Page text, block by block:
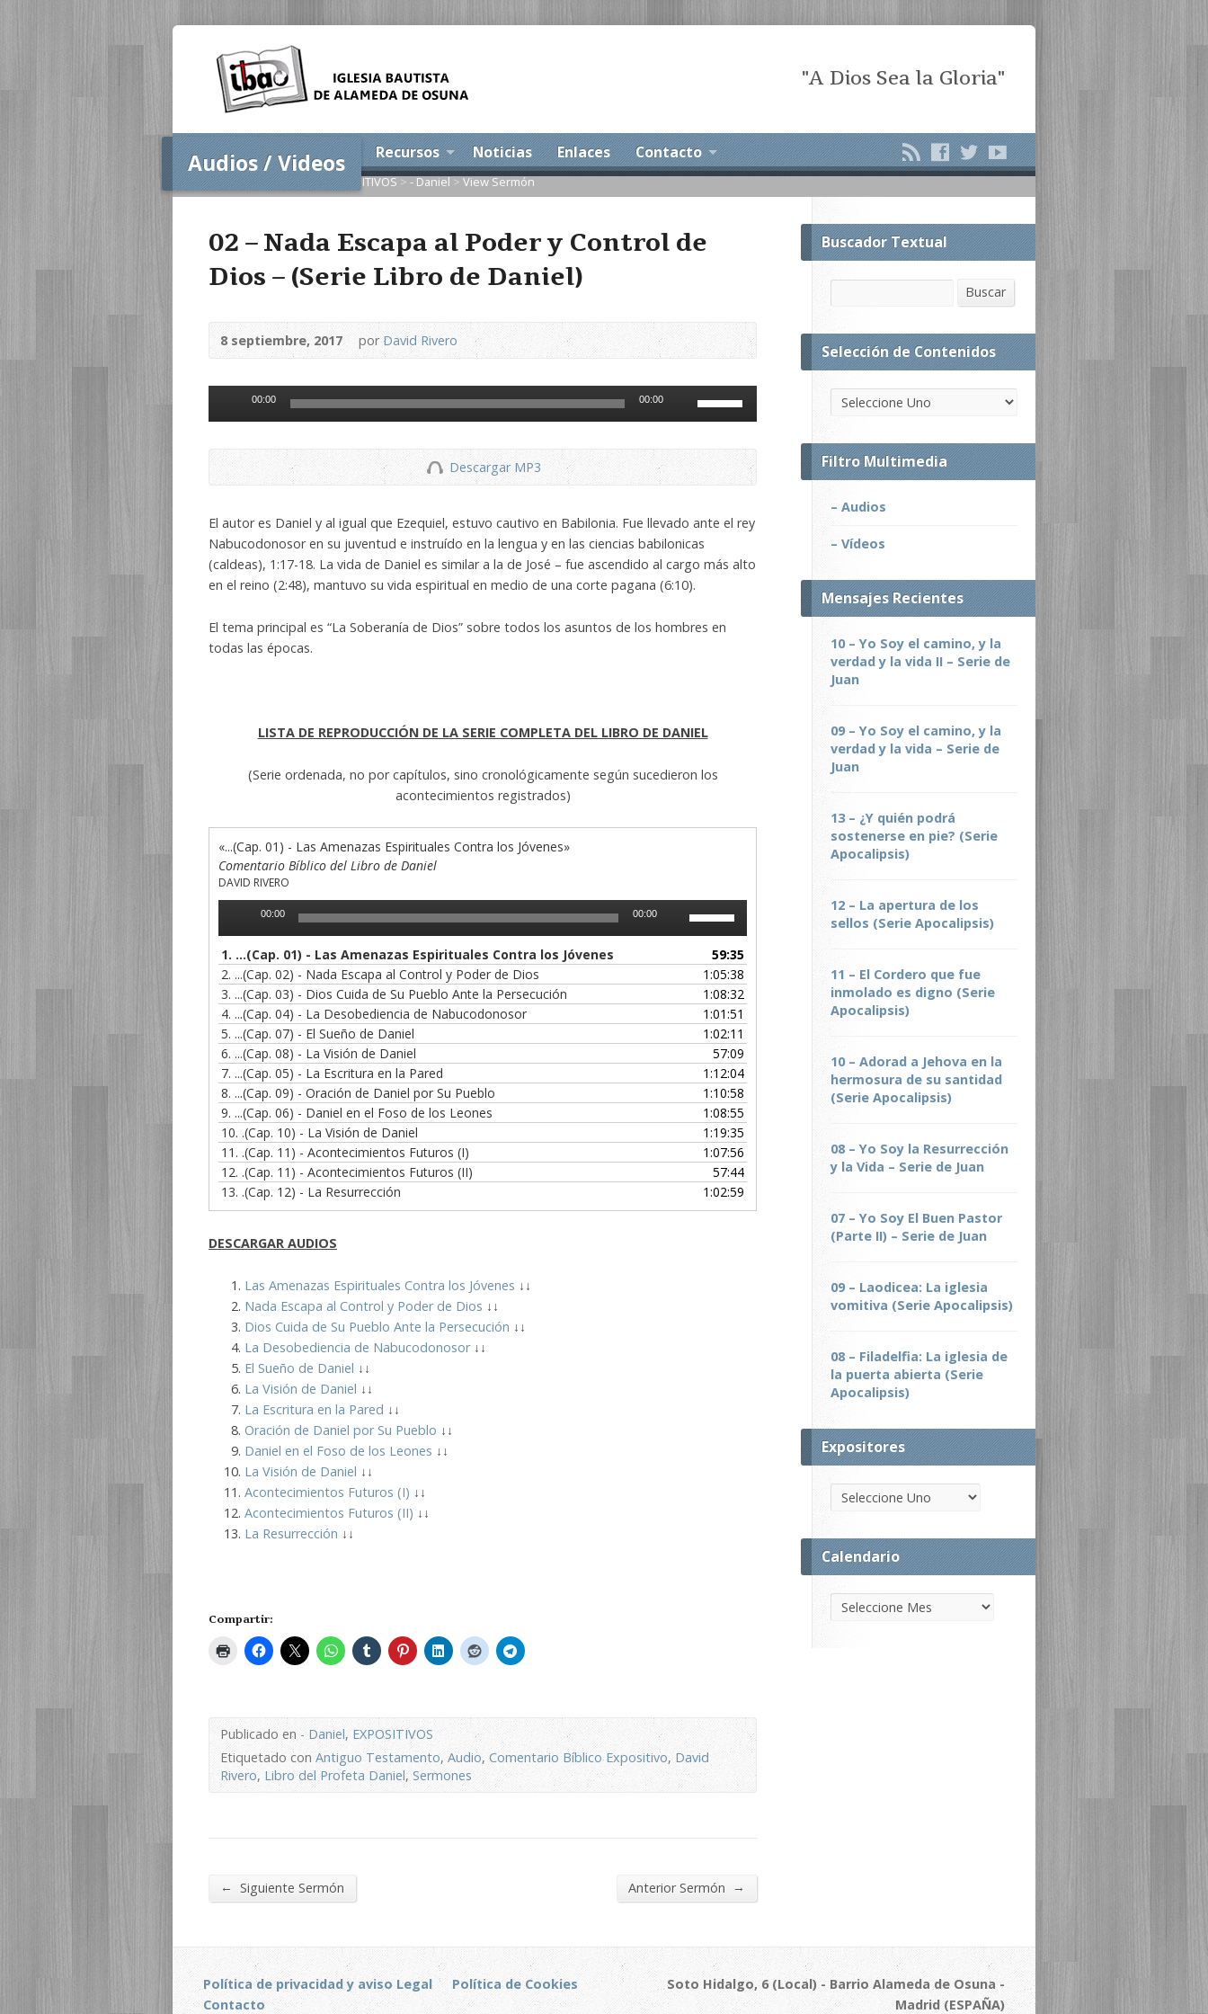
"A Dios Sea la Gloria"
Inicio Conócenos Recursos Noticias Enlaces Contacto
Audios / Videos
EXPOSITIVOS>- Daniel>View Sermón
02 – Nada Escapa al Poder y Control de
Dios – (Serie Libro de Daniel)
8 septiembre, 2017 porDavid Rivero
Reproductor
00:00 00:00
de
flecha
para
aumentar
o
volumen.
Descargar MP3
El autor es Daniel y al igual que Ezequiel, estuvo cautivo en Babilonia. Fue llevado ante el rey
Nabucodonosor en su juventud e instruído en la lengua y en las ciencias babilonicas
(caldeas), 1:17-18. La vida de Daniel es similar a la de José – fue ascendido al cargo más alto
en el reino (2:48), mantuvo su vida espiritual en medio de una corte pagana (6:10).
El tema principal es “La Soberanía de Dios” sobre todos los asuntos de los hombres en
todas las épocas.
LISTA DE REPRODUCCIÓN DE LA SERIE COMPLETA DEL LIBRO DE DANIEL
(Serie ordenada, no por capítulos, sino cronológicamente según sucedieron los
acontecimientos registrados)
«...(Cap. 01) - Las Amenazas Espirituales Contra los Jóvenes»
Comentario Bíblico del Libro de Daniel
DAVID RIVERO
Reproductor
audio
00:00 00:00
de
flecha
arriba/abajo
para
aumentar
disminuir
volumen.
1. ...(Cap. 01) - Las Amenazas Espirituales Contra los Jóvenes
59:35
2. ...(Cap. 02) - Nada Escapa al Control y Poder de Dios
1:05:38
3. ...(Cap. 03) - Dios Cuida de Su Pueblo Ante la Persecución
1:08:32
4. ...(Cap. 04) - La Desobediencia de Nabucodonosor
1:01:51
5. ...(Cap. 07) - El Sueño de Daniel
1:02:11
6. ...(Cap. 08) - La Visión de Daniel
57:09
7. ...(Cap. 05) - La Escritura en la Pared
1:12:04
8. ...(Cap. 09) - Oración de Daniel por Su Pueblo
1:10:58
9. ...(Cap. 06) - Daniel en el Foso de los Leones
1:08:55
10. .(Cap. 10) - La Visión de Daniel
1:19:35
11. .(Cap. 11) - Acontecimientos Futuros (I)
1:07:56
12. .(Cap. 11) - Acontecimientos Futuros (II)
57:44
13. .(Cap. 12) - La Resurrección 1:02:59
DESCARGAR AUDIOS
Las Amenazas Espirituales Contra los Jóvenes ↓↓
Nada Escapa al Control y Poder de Dios ↓↓
Dios Cuida de Su Pueblo Ante la Persecución ↓↓
La Desobediencia de Nabucodonosor↓↓
El Sueño de Daniel ↓↓
La Visión de Daniel ↓↓
La Escritura en la Pared ↓↓
Oración de Daniel por Su Pueblo ↓↓
Daniel en el Foso de los Leones ↓↓
La Visión de Daniel ↓↓
Acontecimientos Futuros (I) ↓↓
Acontecimientos Futuros (II) ↓↓
La Resurrección ↓↓
Compartir:
Publicado en- Daniel,EXPOSITIVOS
Etiquetado conAntiguo Testamento,Audio,Comentario Bíblico Expositivo,David
Rivero, Libro del Profeta Daniel, Sermones
← Siguiente Sermón Anterior Sermón →
Buscador Textual
Buscar
Selección de Contenidos
Filtro Multimedia
– Audios
– Vídeos
Mensajes Recientes
10 – Yo Soy el camino, y la
verdad y la vida II – Serie de
Juan
09 – Yo Soy el camino, y la
verdad y la vida – Serie de
Juan
13 – ¿Y quién podrá
sostenerse en pie? (Serie
Apocalipsis)
12 – La apertura de los
sellos (Serie Apocalipsis)
11 – El Cordero que fue
inmolado es digno (Serie
Apocalipsis)
10 – Adorad a Jehova en la
hermosura de su santidad
(Serie Apocalipsis)
08 – Yo Soy la Resurrección
y la Vida – Serie de Juan
07 – Yo Soy El Buen Pastor
(Parte II) – Serie de Juan
09 – Laodicea: La iglesia
vomitiva (Serie Apocalipsis)
08 – Filadelfia: La iglesia de
la puerta abierta (Serie
Apocalipsis)
Expositores
Calendario
Política de privacidad y aviso Legal
Política de Cookies
Contacto
Soto Hidalgo, 6 (Local) - Barrio Alameda de Osuna -
Madrid (ESPAÑA)